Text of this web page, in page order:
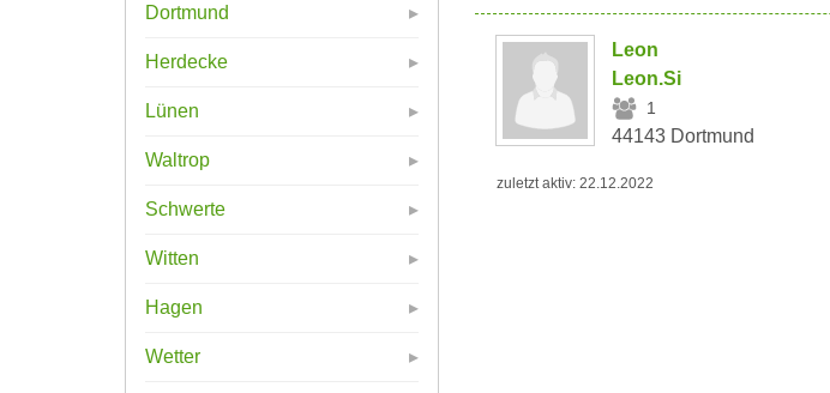
Dortmund
Herdecke
Lünen
Waltrop
Schwerte
Witten
Hagen
Wetter
Leon
Leon.Si
1
44143 Dortmund
zuletzt aktiv: 22.12.2022